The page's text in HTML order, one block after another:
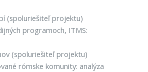
(spoluriešiteľ projektu)
programoch, ITMS:
(spoluriešiteľ projektu)
rómske komunity: analýza